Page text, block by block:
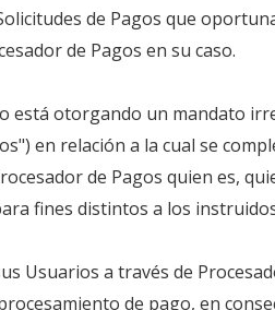
de Pagos que
de Pagos en su caso.
está otorgando un mandato
en relación a la cual se
de Pagos quien es,
fines distintos a los
Usuarios a través de
de pago, en